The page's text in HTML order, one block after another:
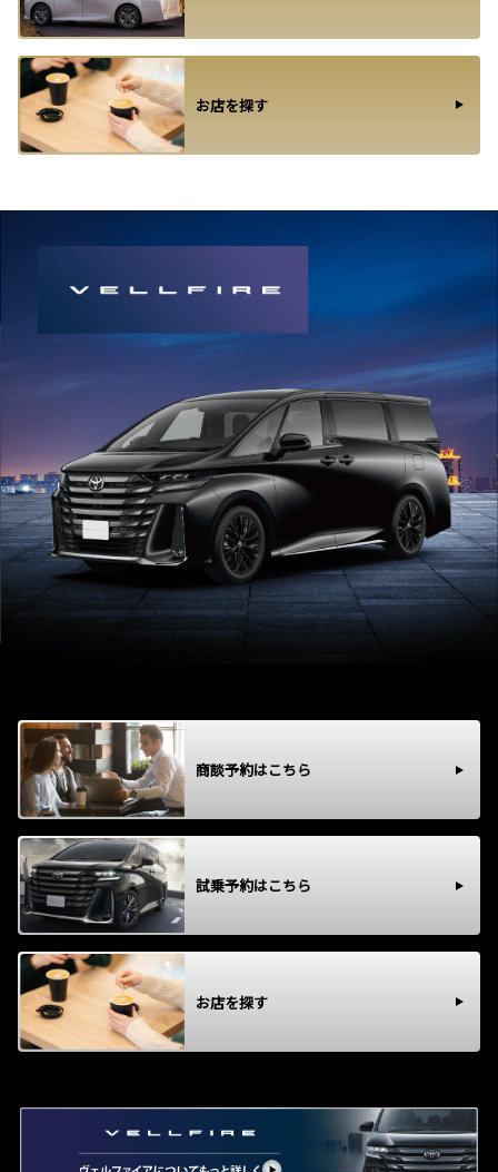
お店を探す
商談予約はこちら
試乗予約はこちら
お店を探す